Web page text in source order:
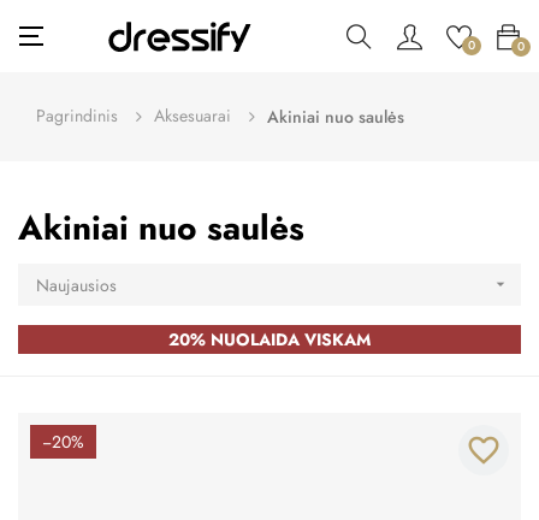
Toggle
navigation
☰ 0 0
Pagrindinis Aksesuarai Akiniai nuo saulės
Akiniai nuo saulės
Naujausios 
20% NUOLAIDA VISKAM
−20% favorite_border